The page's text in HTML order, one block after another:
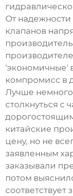
От
клапанов
'экономичные'
компромисс в
Лучше немного
столкнуться с
китайские
цену, но не
заявленным
заказывали
потом
соответствует